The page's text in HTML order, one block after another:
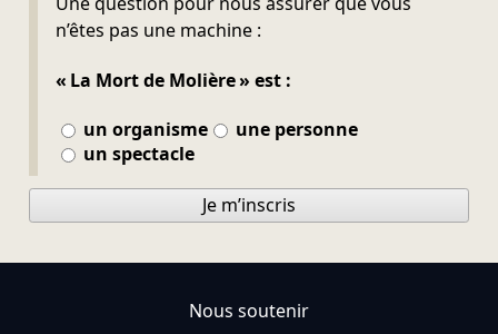
n’êtes pas une machine :
« La Mort de Molière » est :
un organisme
une personne
un spectacle
Je m’inscris
Nous soutenir